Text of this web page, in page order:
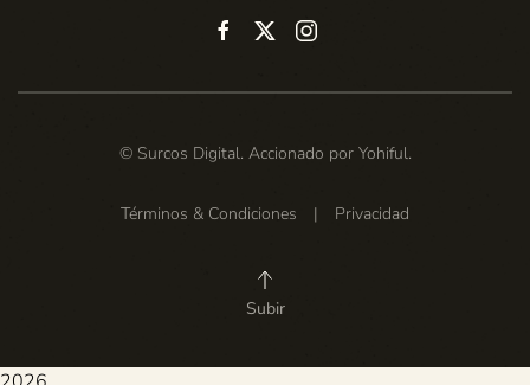
© Surcos Digital. Accionado por Yohiful.
Términos & Condiciones | Privacidad
Subir